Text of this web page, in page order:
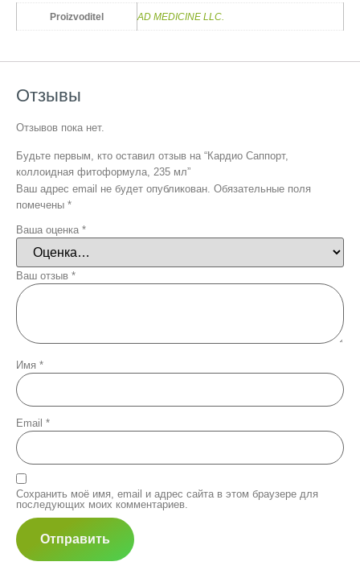
Proizvoditel AD MEDICINE LLC.
Отзывы
Отзывов пока нет.
Будьте первым, кто оставил отзыв на “Кардио Саппорт,
коллоидная фитоформула, 235 мл”
Ваш адрес email не будет опубликован. Обязательные поля
помечены *
Ваша оценка *
Ваш отзыв *
Имя *
Email *
Сохранить моё имя, email и адрес сайта в этом браузере для
последующих моих комментариев.